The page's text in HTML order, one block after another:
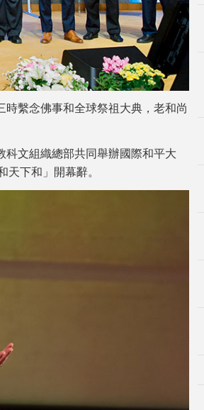
繫念佛事和全球祭祖大典，老和尚
文組織總部共同舉辦國際和平大
下和」開幕辭。